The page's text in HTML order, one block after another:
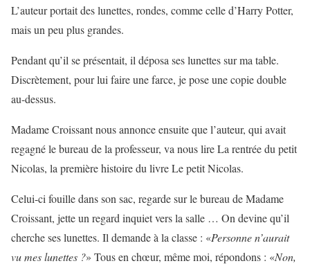
L’auteur portait des lunettes, rondes, comme celle d’Harry Potter,
mais un peu plus grandes.
Pendant qu’il se présentait, il déposa ses lunettes sur ma table.
Discrètement, pour lui faire une farce, je pose une copie double
au-dessus.
Madame Croissant nous annonce ensuite que l’auteur, qui avait
regagné le bureau de la professeur, va nous lire La rentrée du petit
Nicolas, la première histoire du livre Le petit Nicolas.
Celui-ci fouille dans son sac, regarde sur le bureau de Madame
Croissant, jette un regard inquiet vers la salle … On devine qu’il
cherche ses lunettes. Il demande à la classe : «Personne n’aurait
vu mes lunettes ?» Tous en chœur, même moi, répondons : «Non,